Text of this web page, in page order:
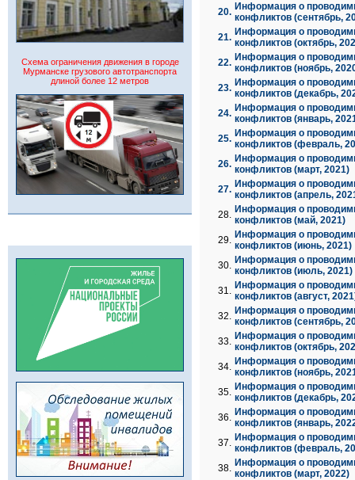
Схема ограничения движения в городе
Мурманске грузового автотранспорта
длиной более 12 метров
20. Информация о
конфликтов (сентябрь,
21. Информация о
конфликтов (октябрь,
22. Информация о
конфликтов (ноябрь,
23. Информация о
конфликтов (декабрь,
24. Информация о
конфликтов (январь,
25. Информация о
конфликтов (февраль,
26. Информация о
конфликтов (март, 2021)
27. Информация о
конфликтов (апрель,
28. Информация о
конфликтов (май, 2021)
29. Информация о
конфликтов (июнь, 2021)
30. Информация о
конфликтов (июль, 2021)
31. Информация о
конфликтов (август,
32. Информация о
конфликтов (сентябрь,
33. Информация о
конфликтов (октябрь,
34. Информация о
конфликтов (ноябрь,
35. Информация о
конфликтов (декабрь,
36. Информация о
конфликтов (январь,
37. Информация о
конфликтов (февраль,
38. Информация о
конфликтов (март, 2022)